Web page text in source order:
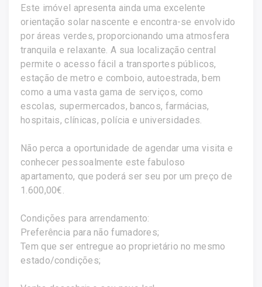
Este imóvel apresenta ainda uma excelente
orientação solar nascente e encontra-se envolvido
por áreas verdes, proporcionando uma atmosfera
tranquila e relaxante. A sua localização central
permite o acesso fácil a transportes públicos,
estação de metro e comboio, autoestrada, bem
como a uma vasta gama de serviços, como
escolas, supermercados, bancos, farmácias,
hospitais, clínicas, polícia e universidades.
Não perca a oportunidade de agendar uma visita e
conhecer pessoalmente este fabuloso
apartamento, que poderá ser seu por um preço de
1.600,00€.
Condições para arrendamento:
Preferência para não fumadores;
Tem que ser entregue ao proprietário no mesmo
estado/condições;